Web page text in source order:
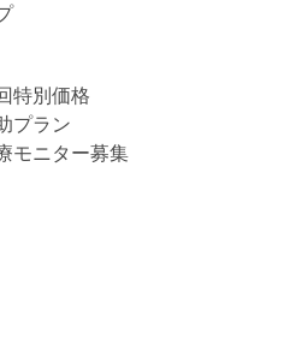
特別価格
プラン
モニター募集